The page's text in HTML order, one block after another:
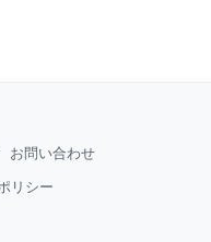
お問い合わせ
リシー